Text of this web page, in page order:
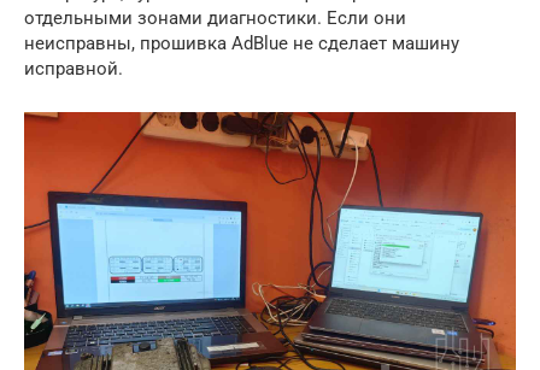
отдельными зонами диагностики. Если они
неисправны, прошивка AdBlue не сделает машину
исправной.